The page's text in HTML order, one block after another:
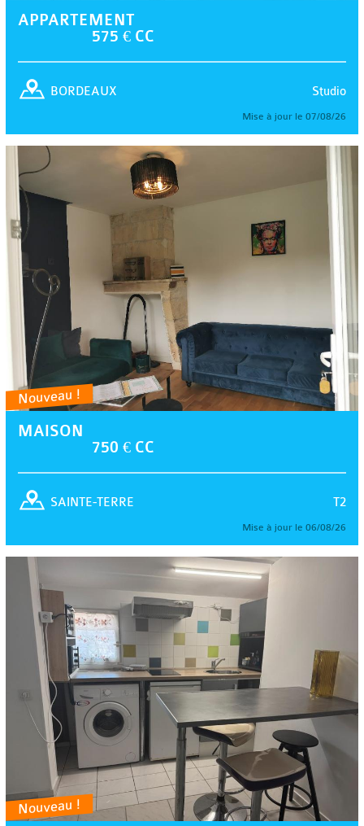
APPARTEMENT
575 € CC
Studio
BORDEAUX
Mise à jour le 07/08/26
Nouveau !
MAISON
750 € CC
T2
SAINTE-TERRE
Mise à jour le 06/08/26
Nouveau !